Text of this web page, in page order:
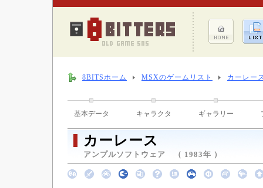
8BITSホーム MSXのゲームリスト カーレー
基本データ キャラクタ ギャラリー
カーレース
アンプルソフトウェア （ 1983年 ）